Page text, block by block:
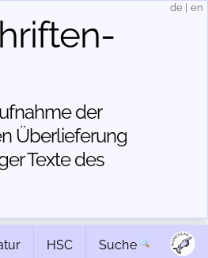
der
Über­lieferung
Texte des
de en
HSC Suche